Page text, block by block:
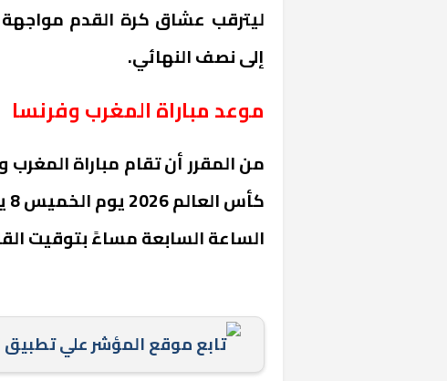
ليترقب عشاق كرة القدم مواجهة
إلى نصف النهائي.
موعد مباراة المغرب وفرنسا
من المقرر أن تقام مباراة
الساعة السابعة مساءً بتوقيت
تابع موقع المؤشر علي